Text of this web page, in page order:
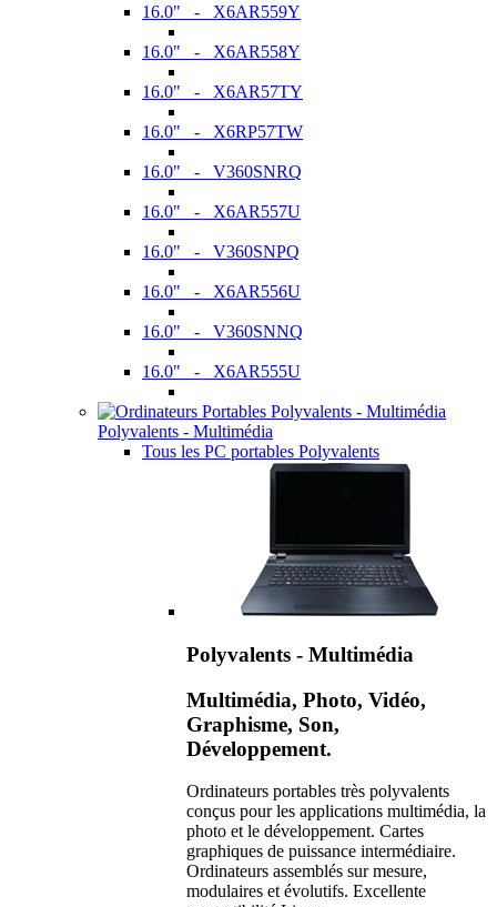
16.0" - X6AR559Y
16.0" - X6AR558Y
16.0" - X6AR57TY
16.0" - X6RP57TW
16.0" - V360SNRQ
16.0" - X6AR557U
16.0" - V360SNPQ
16.0" - X6AR556U
16.0" - V360SNNQ
16.0" - X6AR555U
Polyvalents - Multimédia
Tous les PC portables Polyvalents
Polyvalents - Multimédia
Multimédia, Photo, Vidéo,
Graphisme, Son,
Développement.
Ordinateurs portables très polyvalents
conçus pour les applications multimédia, la
photo et le développement. Cartes
graphiques de puissance intermédiaire.
Ordinateurs assemblés sur mesure,
modulaires et évolutifs. Excellente